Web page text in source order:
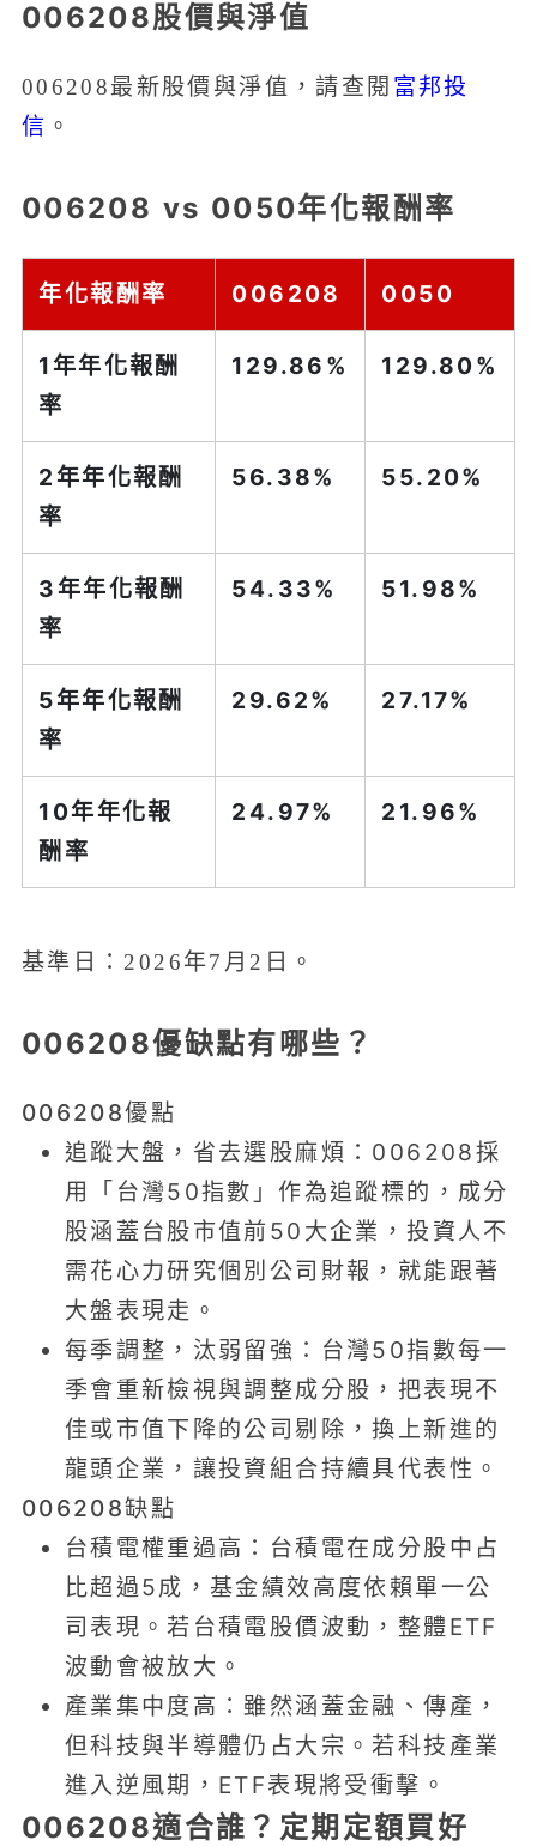
006208股價與淨值
006208最新股價與淨值，請查閱 富邦投
信 。
006208 vs 0050年化報酬率
年化報酬率 006208 0050
1年年化報酬
率
129.86% 129.80%
2年年化報酬
率
56.38% 55.20%
3年年化報酬
率
54.33% 51.98%
5年年化報酬
率
29.62% 27.17%
10年年化報
酬率
24.97% 21.96%
基準日：2026年7月2日。
006208優缺點有哪些？
006208優點
追蹤大盤，省去選股麻煩：006208採
用「台灣50指數」作為追蹤標的，成分
股涵蓋台股市值前50大企業，投資人不
需花心力研究個別公司財報，就能跟著
大盤表現走。
每季調整，汰弱留強：台灣50指數每一
季會重新檢視與調整成分股，把表現不
佳或市值下降的公司剔除，換上新進的
龍頭企業，讓投資組合持續具代表性。
006208缺點
台積電權重過高：台積電在成分股中占
比超過5成，基金績效高度依賴單一公
司表現。若台積電股價波動，整體ETF
波動會被放大。
產業集中度高：雖然涵蓋金融、傳產，
但科技與半導體仍占大宗。若科技產業
進入逆風期，ETF表現將受衝擊。
006208適合誰？定期定額買好